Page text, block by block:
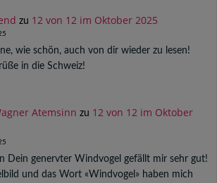
zu 12 von 12 im Oktober 2025
wie schön, auch von dir wieder zu lesen!
in die Schweiz!
Atemsinn zu 12 von 12 im Oktober
Dein genervter Windvogel gefällt mir sehr gut!
und das Wort «Windvogel» haben mich